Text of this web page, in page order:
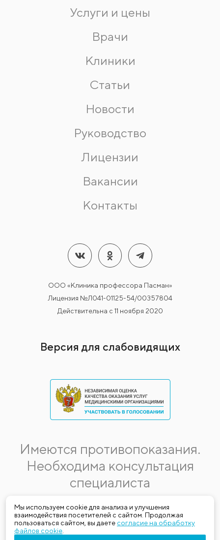
Мы используем cookie для анализа и улучшения
взаимодействия посетителей с сайтом. Продолжая
пользоваться сайтом, вы даете согласие на обработку
файлов cookie
Услуги и цены
Врачи
Клиники
Статьи
Новости
Руководство
Лицензии
Вакансии
Контакты
ООО «Клиника профессора Пасман»
Лицензия №Л041-01125-54/00357804
Действительна с 11 ноября 2020
Версия для слабовидящих
Имеются противопоказания.
Необходима консультация
специалиста
Данная информация не является публичной офертой.
Стоимость, название и спектр услуг могут меняться.
Получить актуальную на момент обращения за медицинской